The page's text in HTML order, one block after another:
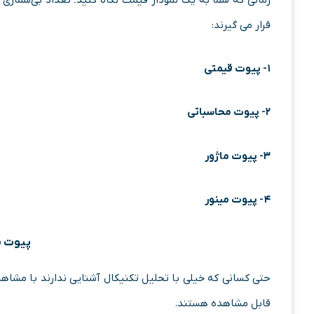
قرار می گیرند:
۱- پیوت قیمتی
۲- پیوت محاسباتی
۳- پیوت ماژور
۴- پیوت مینور
پیوت
حتی کسانی که خیلی با تحلیل تکنیکال آشنایی ندارند با
قابل مشاهده هستند.